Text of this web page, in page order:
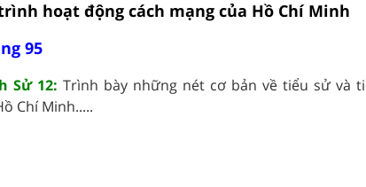
hoạt động cách mạng của Hồ Chí Minh
95
Sử 12: Trình bày những nét cơ bản về tiểu sử và
Chí Minh.....